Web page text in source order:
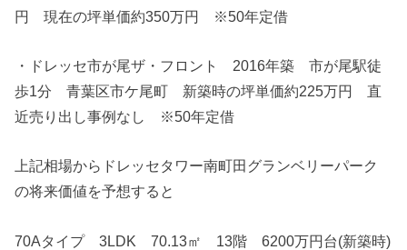
円 現在の坪単価約350万円 ※50年定借
・ドレッセ市が尾ザ・フロント 2016年築 市が尾駅徒
歩1分 青葉区市ケ尾町 新築時の坪単価約225万円 直
近売り出し事例なし ※50年定借
上記相場からドレッセタワー南町田グランベリーパーク
の将来価値を予想すると
70Aタイプ 3LDK 70.13㎡ 13階 6200万円台(新築時)